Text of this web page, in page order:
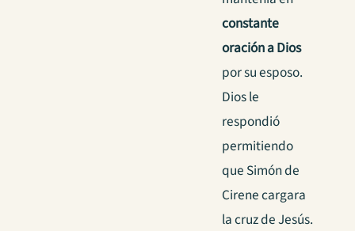
constante
oración a Dios
por su esposo.
Dios le
respondió
permitiendo
que Simón de
Cirene cargara
la cruz de Jesús.